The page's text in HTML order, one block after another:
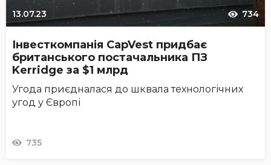
13.07.23 734
Інвесткомпанія CapVest придбає
британського постачальника ПЗ
Kerridge за $1 млрд
Угода приєдналася до шквала технологічних
угод у Європі
735